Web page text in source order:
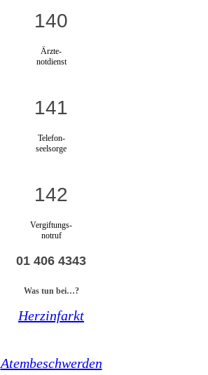
140
Ärzte-
notdienst
141
Telefon-
seelsorge
142
Vergiftungs-
notruf
01 406 4343
Was tun bei…?
Herzinfarkt
Atembeschwerden